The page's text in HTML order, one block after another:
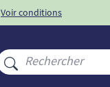
Voir conditions